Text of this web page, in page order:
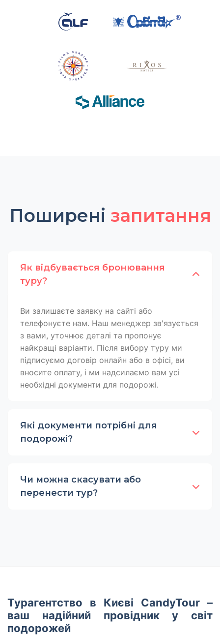
Поширені запитання
Як відбувається бронювання
туру?
Ви залишаєте заявку на сайті або
телефонуєте нам. Наш менеджер зв'язується
з вами, уточнює деталі та пропонує
найкращі варіанти. Після вибору туру ми
підписуємо договір онлайн або в офісі, ви
вносите оплату, і ми надсилаємо вам усі
необхідні документи для подорожі.
Які документи потрібні для
подорожі?
Чи можна скасувати або
перенести тур?
Турагентство в Києві CandyTour –
ваш надійний провідник у світ
подорожей